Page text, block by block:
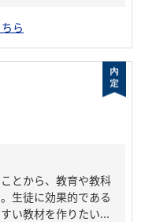
ら
とから、教育や教科
生徒に効果的である
い教材を作りたい...